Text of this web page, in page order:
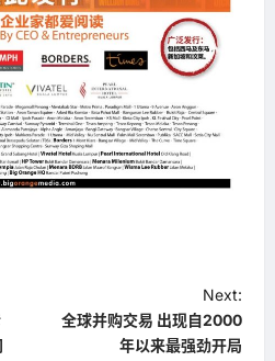
Next:
全球并购交易 出现自2000
年以来最强劲开局